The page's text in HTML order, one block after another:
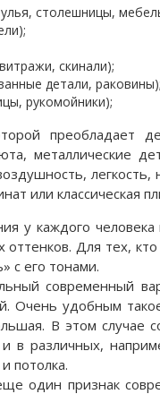
столешницы,
скинали);
детали, раковины);
рукомойники);
преобладает
металлические
легкость,
или классическая
у каждого
оттенков. Для тех,
с его тонами.
современный
Очень удобным
В этом
в различных,
потолка.
один признак